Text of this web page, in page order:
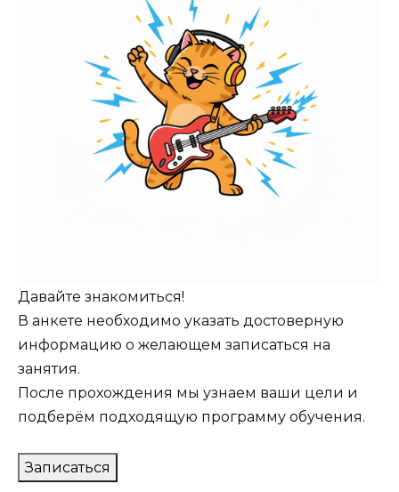
Давайте знакомиться!
В анкете необходимо указать достоверную
информацию о желающем записаться на
занятия.
После прохождения мы узнаем ваши цели и
подберём подходящую программу обучения.
Записаться